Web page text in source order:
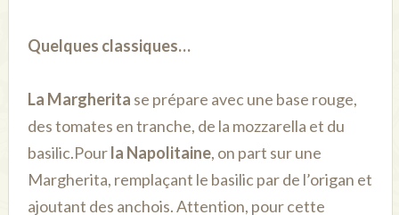
Quelques classiques…
La Margherita se prépare avec une base rouge,
des tomates en tranche, de la mozzarella et du
basilic.Pourla Napolitaine, on part sur une
Margherita, remplaçant le basilic par de l’origan et
ajoutant des anchois. Attention, pour cette